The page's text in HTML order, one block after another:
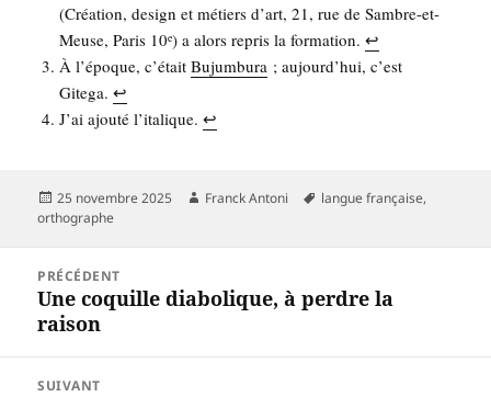
(Créa­tion, desi­gn et métiers d’art, 21, rue de Sambre-et-
Meuse, Paris 10e) a alors repris la for­ma­tion.↩︎
À l’é­poque, c’é­taitBujum­bu­ra ; aujourd’­hui, c’est
Gite­ga.↩︎
J’ai ajou­té l’i­ta­lique.↩︎
Publié
le
25 novembre 2025 Auteur
Franck Antoni
Mots-
langue française,
orthographe
l’article
PRÉCÉDENT
Article
précédent :
Une coquille diabolique, à perdre la
raison
SUIVANT